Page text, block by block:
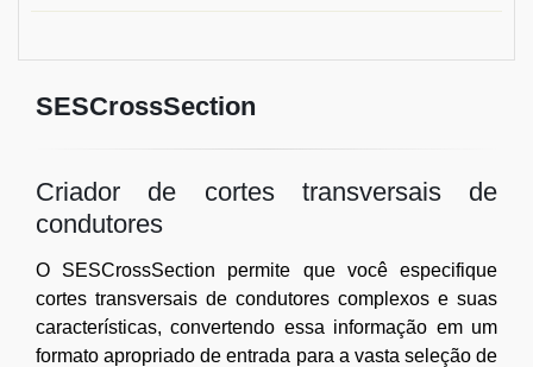
SESCrossSection
Criador de cortes transversais de
condutores
O SESCrossSection permite que você especifique
cortes transversais de condutores complexos e suas
características, convertendo essa informação em um
formato apropriado de entrada para a vasta seleção de